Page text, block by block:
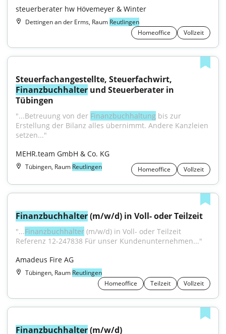
steuerberater hw Hövemeyer & Winter
Dettingen an der Erms, Raum Reutlingen
Homeoffice
Vollzeit
Finanzbuchhalter und Steuerberater in
Tübingen
"...Betreuung von der Finanzbuchhaltung bis zur
Erstellung der Bilanz alles übernimmt. Andere Kanzleien
setzen..."
MEHR.team GmbH & Co. KG
Tübingen, Raum Reutlingen Homeoffice Vollzeit
Finanzbuchhalter (m/w/d) in Voll- oder Teilzeit
"...Finanzbuchhalter (m/w/d) in Voll- oder Teilzeit
Referenz 12-247838 Für unser Kundenunternehmen..."
Amadeus Fire AG
Tübingen, Raum Reutlingen
Homeoffice
Teilzeit Vollzeit
Finanzbuchhalter (m/w/d)